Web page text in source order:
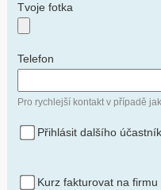
Tvoje fotka
Telefon
Pro rychlejší kontakt v případě
Přihlásit dalšího
Kurz fakturovat na firmu